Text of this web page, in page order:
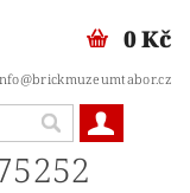
0 Kč